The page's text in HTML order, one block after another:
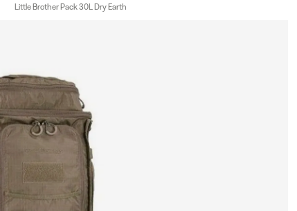
Little Brother Pack 30L Dry Earth